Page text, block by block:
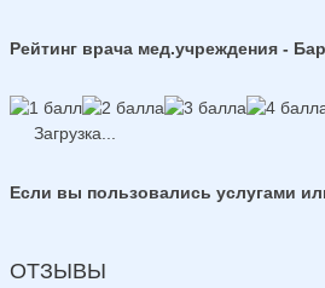
Рейтинг врача мед.учреждения -
Загрузка...
Если вы пользовались услугами
ОТЗЫВЫ